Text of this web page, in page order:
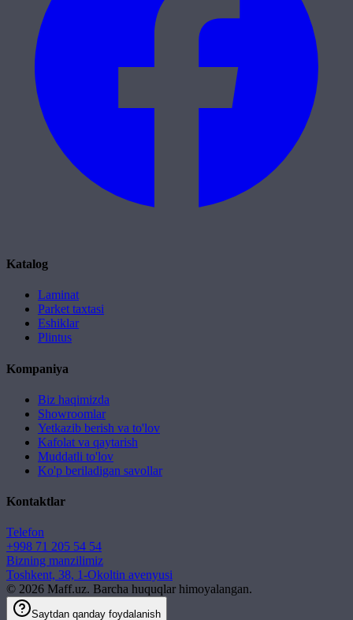
Katalog
Laminat
Parket taxtasi
Eshiklar
Plintus
Kompaniya
Biz haqimizda
Showroomlar
Yetkazib berish va to'lov
Kafolat va qaytarish
Muddatli to'lov
Ko'p beriladigan savollar
Kontaktlar
Telefon
+998 71 205 54 54
Bizning manzilimiz
Toshkent, 38, 1-Okoltin avenyusi
© 2026 Maff.uz. Barcha huquqlar himoyalangan.
Saytdan qanday foydalanish